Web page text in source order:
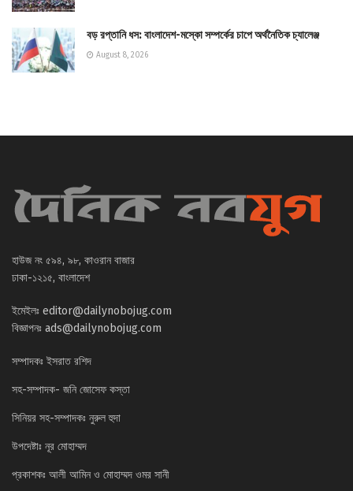
বড় রপ্তানি ধস: বাংলাদেশ-মস্কো সম্পর্কের চাপে অর্থনৈতিক চ্যালেঞ্জ
August 8, 2026
হাউজ নং ৫৯৪, ৯৮, কাওরান বাজার
ঢাকা-১২১৫, বাংলাদেশ
ইমেইলঃ editor@dailynobojug.com
বিজ্ঞাপনঃ ads@dailynobojug.com
সম্পাদকঃ ইসরাত রশিদ
সহ-সম্পাদক- জনি জোসেফ কস্তা
সিনিয়র সহ-সম্পাদকঃ নুরুল হুদা
উপদেষ্টাঃ নূর মোহাম্মদ
প্রকাশকঃ আলী আমিন ও মোহাম্মদ ওমর সানী